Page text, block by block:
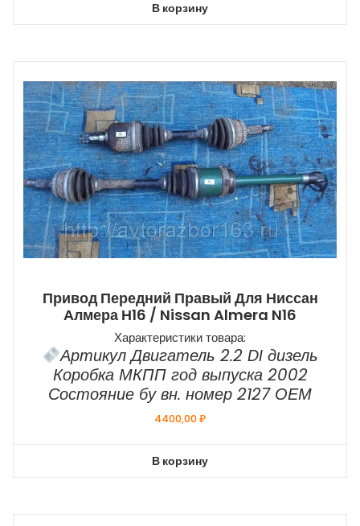
В корзину
Привод Передний Правый Для Ниссан
Алмера Н16 / Nissan Almera N16
Характеристики товара:
Артикул Двигатель 2.2 DI дизель
Коробка МКПП год выпуска 2002
Состояние бу вн. номер 2127 ОЕМ
4400,00₽
В корзину